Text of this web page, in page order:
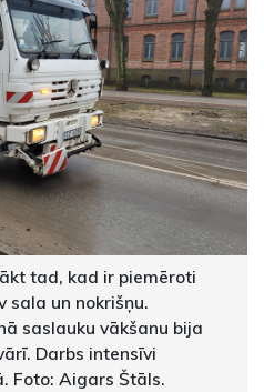
tad, kad ir piemēroti
sala un nokrišņu.
saslauku vākšanu bija
Darbs intensīvi
Foto: Aigars Štāls.